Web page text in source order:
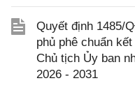
Quyết định 1485/
phủ phê chuẩn
Chủ tịch Ủy ban
2026 - 2031